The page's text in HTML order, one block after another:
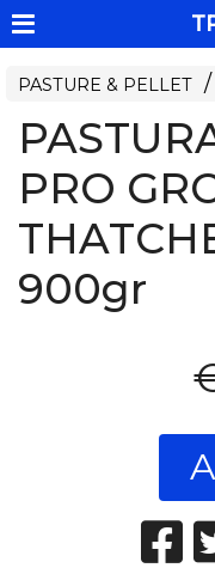
PASTURE & PELLET
PRO
900gr